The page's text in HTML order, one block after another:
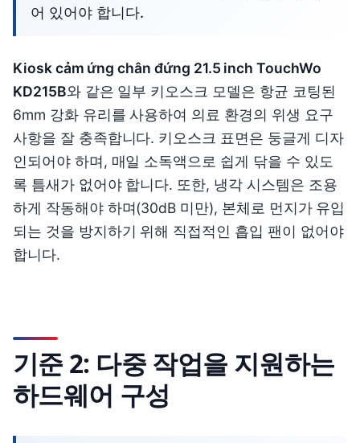
어 있어야 합니다.
Kiosk cảm ứng chân đứng 21.5 inch TouchWo
KD215B와 같은 일부 키오스크 모델은 항균 코팅된
6mm 강화 유리를 사용하여 의료 환경의 위생 요구
사항을 잘 충족합니다. 키오스크 표면은 둥글게 디자
인되어야 하며, 매일 소독액으로 쉽게 닦을 수 있도
록 틈새가 없어야 합니다. 또한, 냉각 시스템은 조용
하게 작동해야 하며(30dB 미만), 본체로 먼지가 유입
되는 것을 방지하기 위해 직접적인 흡입 팬이 없어야
합니다.
기준 2: 다중 작업을 지원하는
하드웨어 구성